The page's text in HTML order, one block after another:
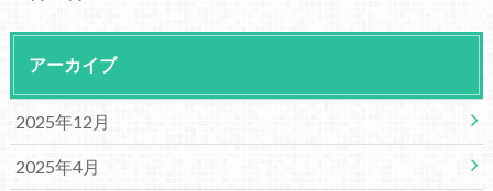
アーカイブ
2025年12月
2025年4月